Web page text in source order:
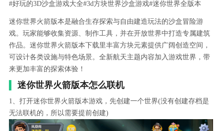
#好玩的3D沙盒游戏大全#3d方块世界沙盒游戏#迷你世界全版本
迷你世界火箭版本是融合生存探索与自由建造玩法的沙盒冒险游
戏。玩家能够收集资源、制作工具，并在开放世界中打造专属建筑
作品。迷你世界火箭版本下载里丰富方块元素提供广阔创造空间，
可设计各类设施与特色场景。全新航天主题内容加入游戏世界，带
来更加丰富的探索体验！
迷你世界火箭版本怎么联机
1、打开迷你世界火箭版本游戏，先创建一个世界(没有创建存档是
无法联机的，所以需要提前创建)